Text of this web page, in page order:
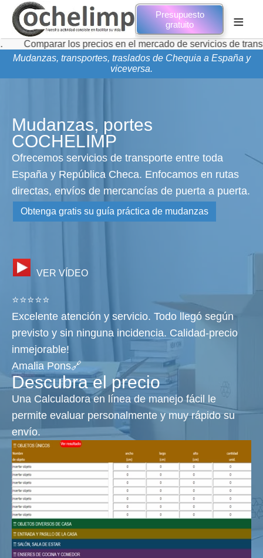
Presupuesto
gratuito
≡
los precios en el mercado de servicios de transporte de
Mudanzas, transportes, traslados de Chequia a España y
viceversa.
Mudanzas, portes
COCHELIMP
Ofrecemos servicios de transporte entre toda
España y República Checa. Enfocamos en rutas
directas, envíos de mercancías de puerta a puerta.
Obtenga gratis su guía práctica de mudanzas
VER VÍDEO
⭐⭐⭐⭐⭐
Excelente atención y servicio. Todo llegó según
previsto y sin ninguna incidencia. Calidad-precio
inmejorable!
Amalia Pons🔗
Descubra el precio
Una Calculadora en línea de manejo fácil le
permite evaluar personalmente y muy rápido su
envío.